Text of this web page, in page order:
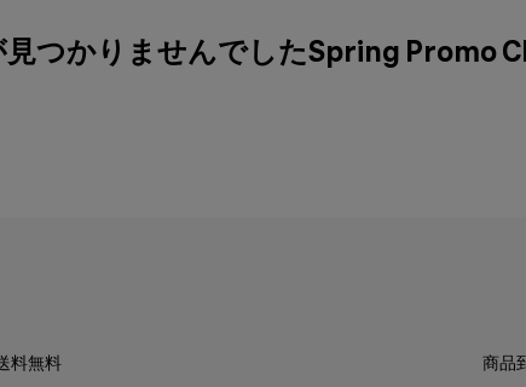
つかりませんでしたSpring Promo
料無料 商品